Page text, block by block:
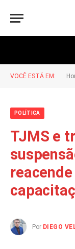
VOCÊ ESTÁ EM:
POLÍTICA
TJMS e
Por DIEGO